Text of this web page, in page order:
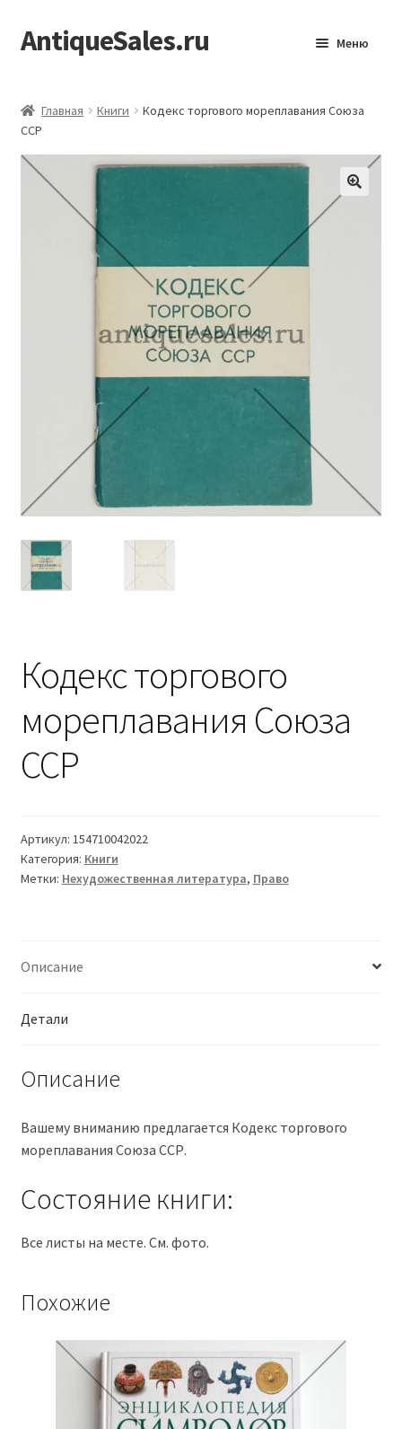
Перейти
к
Перейти
к
AntiqueSales.ru Меню
Главная Книги
Кодекс торгового мореплавания Союза
ССР
Кодекс торгового
мореплавания Союза
ССР
Артикул: 154710042022
Категория: Книги
Метки: Нехудожественная литература, Право
Описание
Детали
Описание
Вашему вниманию предлагается Кодекс торгового
мореплавания Союза ССР.
Состояние книги:
Все листы на месте. См. фото.
Похожие